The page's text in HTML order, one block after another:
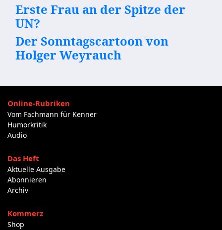
Erste Frau an der Spitze der
UN?
Der Sonntagscartoon von
Holger Weyrauch
Online-Rubriken
Vom Fachmann für Kenner
Humorkritik
Audio
Das Heft
Aktuelle Ausgabe
Abonnieren
Archiv
Kommerz
Shop